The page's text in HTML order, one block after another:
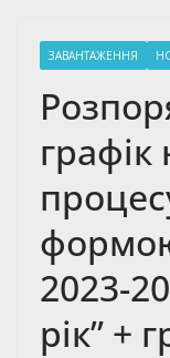
ЗАВАНТАЖЕННЯ
2023-
рік” +